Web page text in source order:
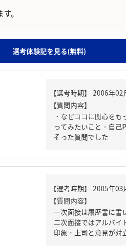
。
選考体験記を見る(無料)
【質問内容】
・なぜココに関心を
ってみたいこと・自己
そった質問でした
【質問内容】
一次面接は履歴書に書
二次面接ではアルバイ
印象・上司と意見が対